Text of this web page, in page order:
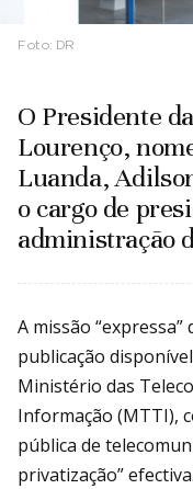
Foto: DR
O Presidente
Lourenço,
Luanda,
o cargo de
administração
A missão
publicação
Ministério das
Informação (MTTI),
pública de
privatização” efectiva.